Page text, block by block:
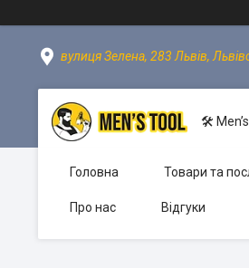
вулиця Зелена, 283 Львів,
🛠
Головна Товари та
Про нас Відгуки